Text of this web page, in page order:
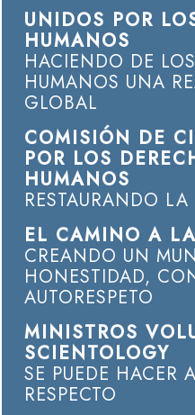
UNIDOS POR
HUMANOS
HACIENDO DE
HUMANOS UNA
GLOBAL
COMISIÓN DE
POR LOS
HUMANOS
RESTAURANDO
EL CAMINO A
CREANDO UN
HONESTIDAD,
AUTORESPETO
MINISTROS
SCIENTOLOGY
SE PUEDE HACER
RESPECTO